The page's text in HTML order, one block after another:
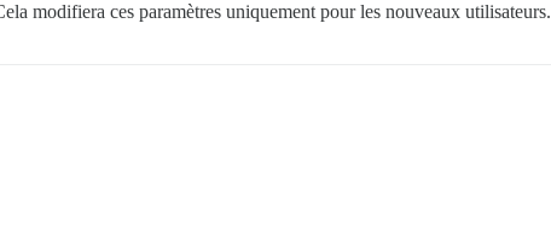
modifiera ces paramètres uniquement pour les nouveaux utilisateurs.